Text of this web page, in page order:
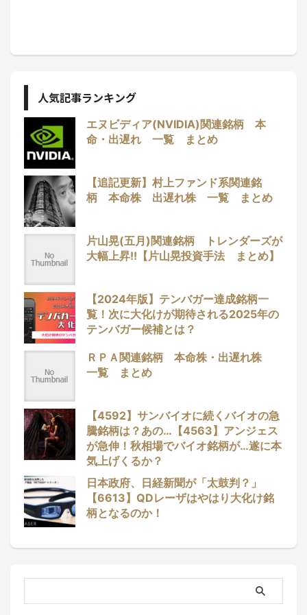
人気記事ランキング
エヌビディア(NVIDIA)関連銘柄 本
命・出遅れ 一覧 まとめ
【追記更新】村上ファンド系関連銘
柄 本命株 出遅れ株 一覧 まとめ
片山晃(五月)関連銘柄 トレンダーズが
大幅上昇!!【片山晃投資手法 まとめ】
【2024年版】テンバガー達成銘柄一
覧！次に大化けが期待される2025年の
テンバガー候補とは？
ＲＰＡ関連銘柄 本命株・出遅れ株
一覧 まとめ
【4592】サンバイオに続くバイオの急
騰銘柄は？あの…【4563】アンジェス
が急伸！秋相場でバイオ銘柄が…遂に本
気上げくるか？
日本政府、日経新聞が「太鼓判？」
【6613】QDレーザはやはり大化け銘
柄となるのか！